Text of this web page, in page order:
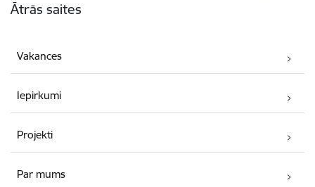
Ātrās saites
Vakances
Iepirkumi
Projekti
Par mums